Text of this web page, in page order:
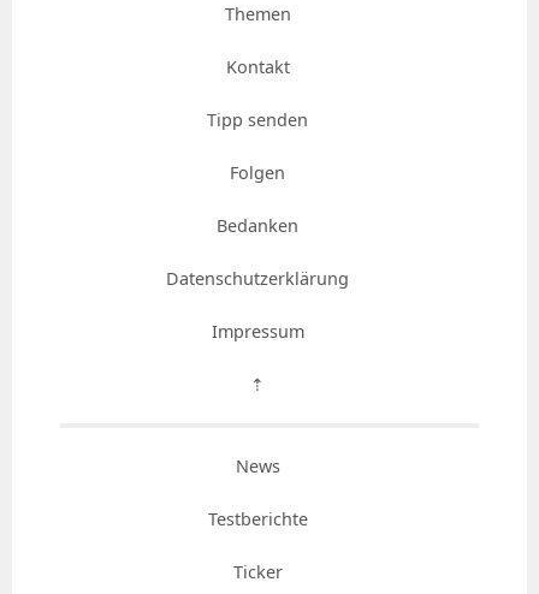
Themen
Kontakt
Tipp senden
Folgen
Bedanken
Datenschutzerklärung
Impressum
⇡
News
Testberichte
Ticker